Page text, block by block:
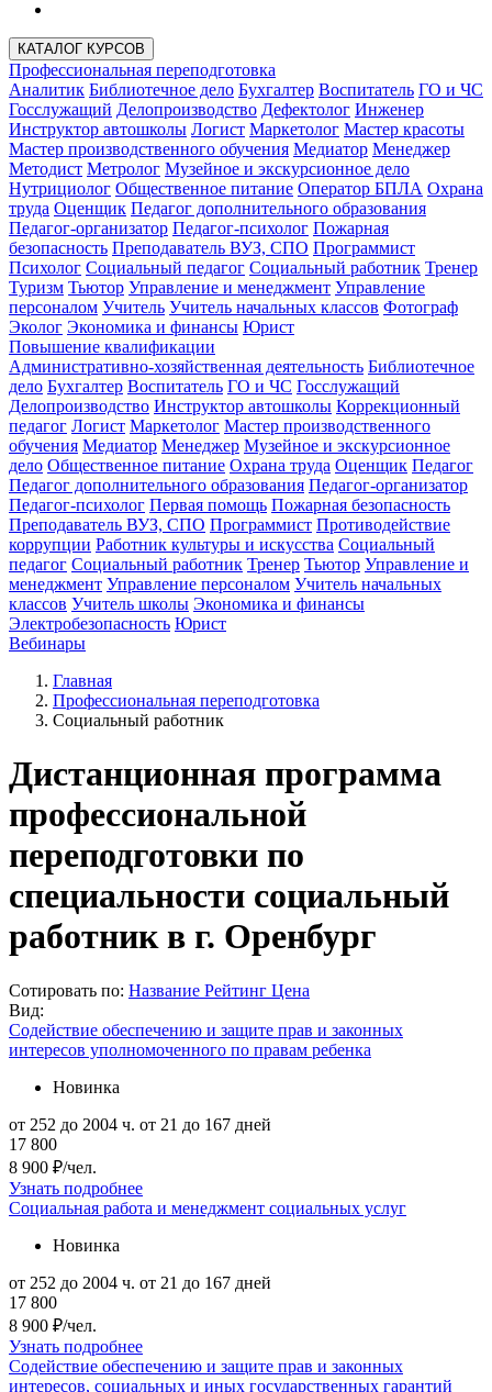
КАТАЛОГ КУРСОВ
Профессиональная переподготовка
Аналитик Библиотечное дело Бухгалтер Воспитатель ГО и ЧС
Госслужащий Делопроизводство Дефектолог Инженер
Инструктор автошколы Логист Маркетолог Мастер красоты
Мастер производственного обучения Медиатор Менеджер
Методист Метролог Музейное и экскурсионное дело
Нутрициолог Общественное питание Оператор БПЛА Охрана
труда Оценщик Педагог дополнительного образования
Педагог-организатор Педагог-психолог Пожарная
безопасность Преподаватель ВУЗ, СПО Программист
Психолог Социальный педагог Социальный работник Тренер
Туризм Тьютор Управление и менеджмент Управление
персоналом Учитель Учитель начальных классов Фотограф
Эколог Экономика и финансы Юрист
Повышение квалификации
Административно-хозяйственная деятельность Библиотечное
дело Бухгалтер Воспитатель ГО и ЧС Госслужащий
Делопроизводство Инструктор автошколы Коррекционный
педагог Логист Маркетолог Мастер производственного
обучения Медиатор Менеджер Музейное и экскурсионное
дело Общественное питание Охрана труда Оценщик Педагог
Педагог дополнительного образования Педагог-организатор
Педагог-психолог Первая помощь Пожарная безопасность
Преподаватель ВУЗ, СПО Программист Противодействие
коррупции Работник культуры и искусства Социальный
педагог Социальный работник Тренер Тьютор Управление и
менеджмент Управление персоналом Учитель начальных
классов Учитель школы Экономика и финансы
Электробезопасность Юрист
Вебинары
Главная
Профессиональная переподготовка
Социальный работник
Дистанционная программа
профессиональной
переподготовки по
специальности социальный
работник в г. Оренбург
Сотировать по: Название Рейтинг Цена
Вид:
Содействие обеспечению и защите прав и законных
интересов уполномоченного по правам ребенка
Новинка
от 252 до 2004 ч. от 21 до 167 дней
17 800
8 900 ₽/чел.
Узнать подробнее
Социальная работа и менеджмент социальных услуг
Новинка
от 252 до 2004 ч. от 21 до 167 дней
17 800
8 900 ₽/чел.
Узнать подробнее
Содействие обеспечению и защите прав и законных
интересов, социальных и иных государственных гарантий